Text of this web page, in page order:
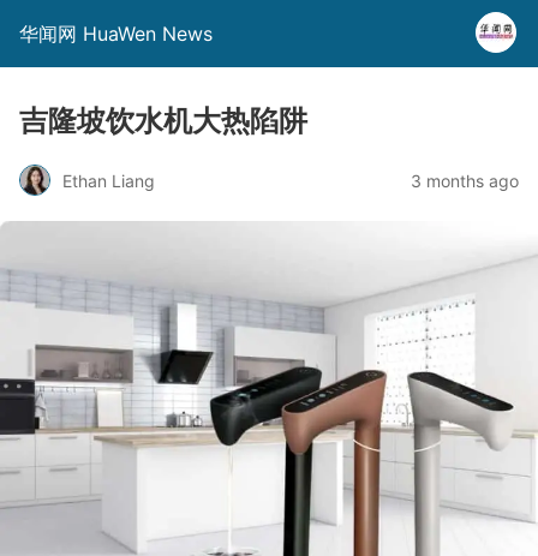
华闻网 HuaWen News
吉隆坡饮水机大热陷阱
Ethan Liang 3 months ago